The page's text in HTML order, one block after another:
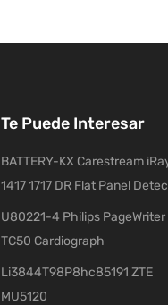
Te Puede Interesar
BATTERY-KX Carestream
1417 1717 DR Flat Panel
U80221-4 Philips PageWriter
TC50 Cardiograph
Li3844T98P8hc85191 ZTE
MU5120